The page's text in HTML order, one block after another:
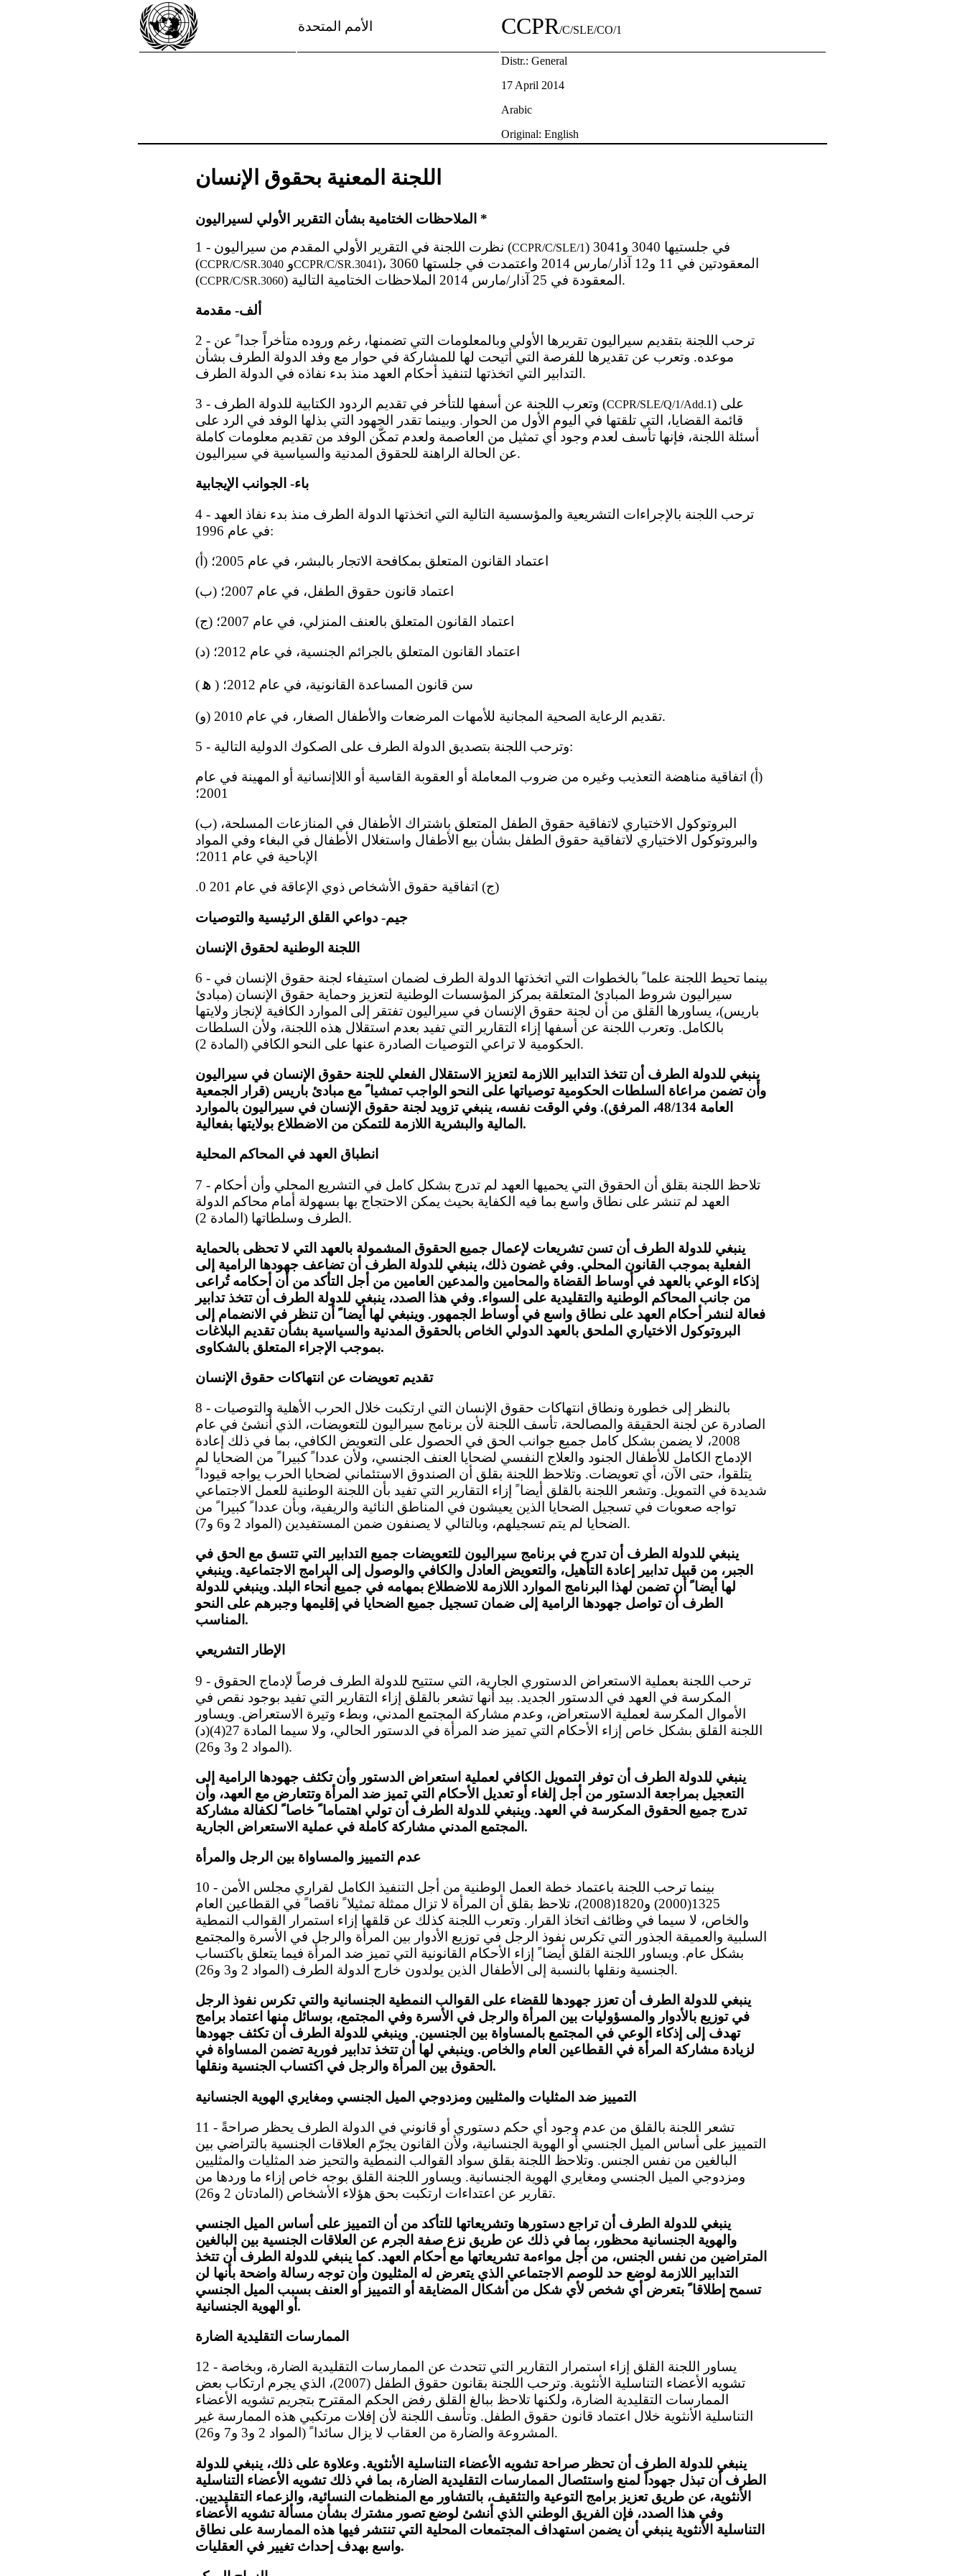
الأمم المتحدة CCPR/C/SLE/CO/1
Distr.: General
17 April 2014
Arabic
Original: English
اللجنة المعنية بحقوق الإنسان
الملاحظات الختامية بشأن التقرير الأولي لسيراليون *
1 - نظرت اللجنة في التقرير الأولي المقدم من سيراليون (CCPR/C/SLE/1) في جلستيها 3040 و3041
(CCPR/C/SR.3040 وCCPR/C/SR.3041)، المعقودتين في 11 و12 آذار/مارس 2014 واعتمدت في جلستها 3060
(CCPR/C/SR.3060 ) المعقودة في 25 آذار/مارس 2014 الملاحظات الختامية التالية.
ألف- مقدمة
2 - ترحب اللجنة بتقديم سيراليون تقريرها الأولي وبالمعلومات التي تضمنها، رغم وروده متأخراً جدا ً عن
موعده. وتعرب عن تقديرها للفرصة التي أتيحت لها للمشاركة في حوار مع وفد الدولة الطرف بشأن
التدابير التي اتخذتها لتنفيذ أحكام العهد منذ بدء نفاذه في الدولة الطرف.
3 - وتعرب اللجنة عن أسفها للتأخر في تقديم الردود الكتابية للدولة الطرف (CCPR/SLE/Q/1/Add.1) على
قائمة القضايا، التي تلقتها في اليوم الأول من الحوار. وبينما تقدر الجهود التي بذلها الوفد في الرد على
أسئلة اللجنة، فإنها تأسف لعدم وجود أي تمثيل من العاصمة ولعدم تمكّن الوفد من تقديم معلومات كاملة
عن الحالة الراهنة للحقوق المدنية والسياسية في سيراليون.
باء- الجوانب الإيجابية
4 - ترحب اللجنة بالإجراءات التشريعية والمؤسسية التالية التي اتخذتها الدولة الطرف منذ بدء نفاذ العهد
في عام 1996:
(أ) اعتماد القانون المتعلق بمكافحة الاتجار بالبشر، في عام 2005؛
(ب) اعتماد قانون حقوق الطفل، في عام 2007؛
(ج) اعتماد القانون المتعلق بالعنف المنزلي، في عام 2007؛
(د) اعتماد القانون المتعلق بالجرائم الجنسية، في عام 2012؛
(ﻫ ) سن قانون المساعدة القانونية، في عام 2012؛
(و) تقديم الرعاية الصحية المجانية للأمهات المرضعات والأطفال الصغار، في عام 2010.
5 - وترحب اللجنة بتصديق الدولة الطرف على الصكوك الدولية التالية:
‫ (أ) اتفاقية مناهضة التعذيب وغيره من ضروب المعاملة أو العقوبة القاسية أو اللاإنسانية أو المهينة في عام
(ب) البروتوكول الاختياري لاتفاقية حقوق الطفل المتعلق باشتراك الأطفال في المنازعات المسلحة،
والبروتوكول الاختياري لاتفاقية حقوق الطفل بشأن بيع الأطفال واستغلال الأطفال في البغاء وفي المواد
الإباحية في عام 2011؛
جيم- دواعي القلق الرئيسية والتوصيات
‫ اللجنة الوطنية لحقوق الإنسان
6 - بينما تحيط اللجنة علما ً بالخطوات التي اتخذتها الدولة الطرف لضمان استيفاء لجنة حقوق الإنسان في
سيراليون شروط المبادئ المتعلقة بمركز المؤسسات الوطنية لتعزيز وحماية حقوق الإنسان (مبادئ
باريس)، يساورها القلق من أن لجنة حقوق الإنسان في سيراليون تفتقر إلى الموارد الكافية لإنجاز ولايتها
بالكامل. وتعرب اللجنة عن أسفها إزاء التقارير التي تفيد بعدم استقلال هذه اللجنة، ولأن السلطات
الحكومية لا تراعي التوصيات الصادرة عنها على النحو الكافي (المادة 2).
ينبغي للدولة الطرف أن تتخذ التدابير اللازمة لتعزيز الاستقلال الفعلي للجنة حقوق الإنسان في سيراليون
وأن تضمن مراعاة السلطات الحكومية توصياتها على النحو الواجب تمشيا ً مع مبادئ باريس (قرار الجمعية
العامة 48/134، المرفق). وفي الوقت نفسه، ينبغي تزويد لجنة حقوق الإنسان في سيراليون بالموارد
المالية والبشرية اللازمة للتمكن من الاضطلاع بولايتها بفعالية.
انطباق العهد في المحاكم المحلية
7 - تلاحظ اللجنة بقلق أن الحقوق التي يحميها العهد لم تدرج بشكل كامل في التشريع المحلي وأن أحكام
العهد لم تنشر على نطاق واسع بما فيه الكفاية بحيث يمكن الاحتجاج بها بسهولة أمام محاكم الدولة
الطرف وسلطاتها (المادة 2).
ينبغي للدولة الطرف أن تسن تشريعات لإعمال جميع الحقوق المشمولة بالعهد التي لا تحظى بالحماية
الفعلية بموجب القانون المحلي. وفي غضون ذلك، ينبغي للدولة الطرف أن تضاعف جهودها الرامية إلى
إذكاء الوعي بالعهد في أوساط القضاة والمحامين والمدعين العامين من أجل التأكد من أن أحكامه تُراعى
من جانب المحاكم الوطنية والتقليدية على السواء. وفي هذا الصدد، ينبغي للدولة الطرف أن تتخذ تدابير
فعالة لنشر أحكام العهد على نطاق واسع في أوساط الجمهور. وينبغي لها أيضا ً أن تنظر في الانضمام إلى
البروتوكول الاختياري الملحق بالعهد الدولي الخاص بالحقوق المدنية والسياسية بشأن تقديم البلاغات
بموجب الإجراء المتعلق بالشكاوى.
تقديم تعويضات عن انتهاكات حقوق الإنسان
8 - بالنظر إلى خطورة ونطاق انتهاكات حقوق الإنسان التي ارتكبت خلال الحرب الأهلية والتوصيات
الصادرة عن لجنة الحقيقة والمصالحة، تأسف اللجنة لأن برنامج سيراليون للتعويضات، الذي أنشئ في عام
2008، لا يضمن بشكل كامل جميع جوانب الحق في الحصول على التعويض الكافي، بما في ذلك إعادة
الإدماج الكامل للأطفال الجنود والعلاج النفسي لضحايا العنف الجنسي، ولأن عددا ً كبيرا ً من الضحايا لم
يتلقوا، حتى الآن، أي تعويضات. وتلاحظ اللجنة بقلق أن الصندوق الاستئماني لضحايا الحرب يواجه قيودا ً
شديدة في التمويل. وتشعر اللجنة بالقلق أيضا ً إزاء التقارير التي تفيد بأن اللجنة الوطنية للعمل الاجتماعي
تواجه صعوبات في تسجيل الضحايا الذين يعيشون في المناطق النائية والريفية، وبأن عددا ً كبيرا ً من
الضحايا لم يتم تسجيلهم، وبالتالي لا يصنفون ضمن المستفيدين (المواد 2 و6 و7).
ينبغي للدولة الطرف أن تدرج في برنامج سيراليون للتعويضات جميع التدابير التي تتسق مع الحق في
الجبر، من قبيل تدابير إعادة التأهيل، والتعويض العادل والكافي والوصول إلى البرامج الاجتماعية. وينبغي
لها أيضا ً أن تضمن لهذا البرنامج الموارد اللازمة للاضطلاع بمهامه في جميع أنحاء البلد. وينبغي للدولة
الطرف أن تواصل جهودها الرامية إلى ضمان تسجيل جميع الضحايا في إقليمها وجبرهم على النحو
المناسب.
الإطار التشريعي
9 - ترحب اللجنة بعملية الاستعراض الدستوري الجارية، التي ستتيح للدولة الطرف فرصاً لإدماج الحقوق
المكرسة في العهد في الدستور الجديد. بيد أنها تشعر بالقلق إزاء التقارير التي تفيد بوجود نقص في
الأموال المكرسة لعملية الاستعراض، وعدم مشاركة المجتمع المدني، وبطء وتيرة الاستعراض. ويساور
اللجنة القلق بشكل خاص إزاء الأحكام التي تميز ضد المرأة في الدستور الحالي، ولا سيما المادة 27(4)(د)
(المواد 2 و3 و26).
ينبغي للدولة الطرف أن توفر التمويل الكافي لعملية استعراض الدستور وأن تكثف جهودها الرامية إلى
التعجيل بمراجعة الدستور من أجل إلغاء أو تعديل الأحكام التي تميز ضد المرأة وتتعارض مع العهد، وأن
تدرج جميع الحقوق المكرسة في العهد. وينبغي للدولة الطرف أن تولي اهتماما ً خاصا ً لكفالة مشاركة
المجتمع المدني مشاركة كاملة في عملية الاستعراض الجارية.
عدم التمييز والمساواة بين الرجل والمرأة
10 - بينما ترحب اللجنة باعتماد خطة العمل الوطنية من أجل التنفيذ الكامل لقراري مجلس الأمن
1325(2000) و1820(2008)، تلاحظ بقلق أن المرأة لا تزال ممثلة تمثيلا ً ناقصا ً في القطاعين العام
والخاص، لا سيما في وظائف اتخاذ القرار. وتعرب اللجنة كذلك عن قلقها إزاء استمرار القوالب النمطية
السلبية والعميقة الجذور التي تكرس نفوذ الرجل في توزيع الأدوار بين المرأة والرجل في الأسرة والمجتمع
بشكل عام. ويساور اللجنة القلق أيضا ً إزاء الأحكام القانونية التي تميز ضد المرأة فيما يتعلق باكتساب
الجنسية ونقلها بالنسبة إلى الأطفال الذين يولدون خارج الدولة الطرف (المواد 2 و3 و26).
ينبغي للدولة الطرف أن تعزز جهودها للقضاء على القوالب النمطية الجنسانية والتي تكرس نفوذ الرجل
في توزيع بالأدوار والمسؤوليات بين المرأة والرجل في الأسرة وفي المجتمع، بوسائل منها اعتماد برامج
تهدف إلى إذكاء الوعي في المجتمع بالمساواة بين الجنسين. ‬ وينبغي للدولة الطرف أن تكثف جهودها
لزيادة مشاركة المرأة في القطاعين العام والخاص. وينبغي لها أن تتخذ تدابير فورية تضمن المساواة في
الحقوق بين المرأة والرجل في اكتساب الجنسية ونقلها.
التمييز ضد المثليات والمثليين ومزدوجي الميل الجنسي ومغايري الهوية الجنسانية
11 - تشعر اللجنة بالقلق من عدم وجود أي حكم دستوري أو قانوني في الدولة الطرف يحظر صراحةً
التمييز على أساس الميل الجنسي أو الهوية الجنسانية، ولأن القانون يجرّم العلاقات الجنسية بالتراضي بين
البالغين من نفس الجنس. وتلاحظ اللجنة بقلق سواد القوالب النمطية والتحيز ضد المثليات والمثليين
ومزدوجي الميل الجنسي ومغايري الهوية الجنسانية. ويساور اللجنة القلق بوجه خاص إزاء ما وردها من
تقارير عن اعتداءات ارتكبت بحق هؤلاء الأشخاص (المادتان 2 و26).
ينبغي للدولة الطرف أن تراجع دستورها وتشريعاتها للتأكد من أن التمييز على أساس الميل الجنسي
والهوية الجنسانية محظور، بما في ذلك عن طريق نزع صفة الجرم عن العلاقات الجنسية بين البالغين
المتراضين من نفس الجنس، من أجل مواءمة تشريعاتها مع أحكام العهد. كما ينبغي للدولة الطرف أن تتخذ
التدابير اللازمة لوضع حد للوصم الاجتماعي الذي يتعرض له المثليون وأن توجه رسالة واضحة بأنها لن
تسمح إطلاقا ً بتعرض أي شخص لأي شكل من أشكال المضايقة أو التمييز أو العنف بسبب الميل الجنسي
أو الهوية الجنسانية.
الممارسات التقليدية الضارة
12 - يساور اللجنة القلق إزاء استمرار التقارير التي تتحدث عن الممارسات التقليدية الضارة، وبخاصة
تشويه الأعضاء التناسلية الأنثوية. وترحب اللجنة بقانون حقوق الطفل (2007)، الذي يجرم ارتكاب بعض
الممارسات التقليدية الضارة، ولكنها تلاحظ ببالغ القلق رفض الحكم المقترح بتجريم تشويه الأعضاء
التناسلية الأنثوية خلال اعتماد قانون حقوق الطفل. وتأسف اللجنة لأن إفلات مرتكبي هذه الممارسة غير
المشروعة والضارة من العقاب لا يزال سائدا ً (المواد 2 و3 و7 و26).
ينبغي للدولة الطرف أن تحظر صراحة تشويه الأعضاء التناسلية الأنثوية. وعلاوة على ذلك، ينبغي للدولة
الطرف أن تبذل جهوداً لمنع واستئصال الممارسات التقليدية الضارة، بما في ذلك تشويه الأعضاء التناسلية
الأنثوية، عن طريق تعزيز برامج التوعية والتثقيف، بالتشاور مع المنظمات النسائية، والزعماء التقليديين.
وفي هذا الصدد، فإن الفريق الوطني الذي أنشئ لوضع تصور مشترك بشأن مسألة تشويه الأعضاء
التناسلية الأنثوية ينبغي أن يضمن استهداف المجتمعات المحلية التي تنتشر فيها هذه الممارسة على نطاق
واسع بهدف إحداث تغيير في العقليات.